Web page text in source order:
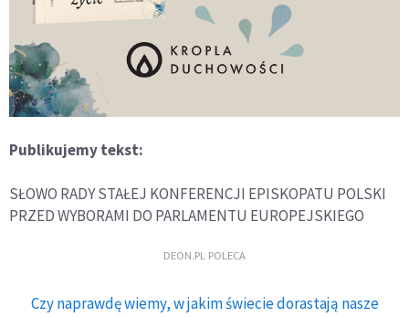
Publikujemy tekst:
SŁOWO RADY STAŁEJ KONFERENCJI EPISKOPATU POLSKI
PRZED WYBORAMI DO PARLAMENTU EUROPEJSKIEGO
DEON.PL POLECA
Czy naprawdę wiemy, w jakim świecie dorastają nasze